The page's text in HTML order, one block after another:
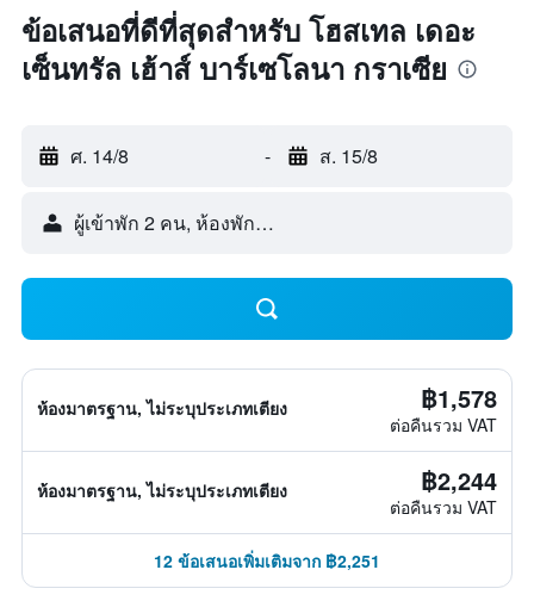
ข้อเสนอที่ดีที่สุดสำหรับ โฮสเทล เดอะ
เซ็นทรัล เฮ้าส์ บาร์เซโลนา กราเซีย
ศ. 14/8 - ส. 15/8
ผู้เข้าพัก 2 คน, ห้องพัก 1 ห้อง
ห้องมาตรฐาน, ไม่ระบุประเภทเตียง ฿1,578
ต่อคืนรวม VAT
ห้องมาตรฐาน, ไม่ระบุประเภทเตียง ฿2,244
ต่อคืนรวม VAT
12 ข้อเสนอเพิ่มเติมจาก ฿2,251